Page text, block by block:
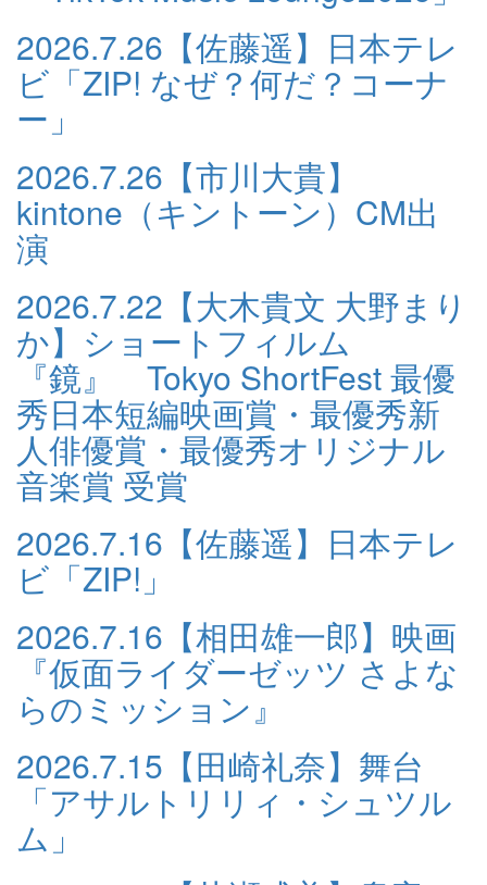
2026.7.26 【佐藤遥】日本テレ
ビ「ZIP! なぜ？何だ？コーナ
ー」
2026.7.26 【市川大貴】
kintone（キントーン）CM出
演
2026.7.22 【大木貴文 大野まり
か】ショートフィルム
『鏡』 Tokyo ShortFest 最優
秀日本短編映画賞・最優秀新
人俳優賞・最優秀オリジナル
音楽賞 受賞
2026.7.16 【佐藤遥】日本テレ
ビ「ZIP!」
2026.7.16 【相田雄一郎】映画
『仮面ライダーゼッツ さよな
らのミッション』
2026.7.15 【田崎礼奈】舞台
「アサルトリリィ・シュツル
ム」